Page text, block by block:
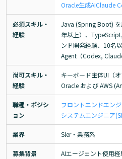
Oracle生成AIClaude
必須スキル・
経験
Java (Spring Boot)
年以上）、
ンド開発経験、10名
Agent（Codex,
尚可スキル・
経験
キーボード主体UI（
Oracle および AWS
職種・ポジシ
ョン
フロントエンドエン
システムエンジニア
業界 Sler・業務系
募集背景 AIエージェント使用